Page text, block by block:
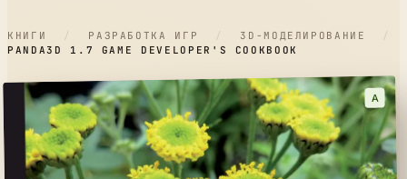
КНИГИ / РАЗРАБОТКА ИГР / 3D-МОДЕЛИРОВАНИЕ
/
PANDA3D 1.7 GAME DEVELOPER'S COOKBOOK
A